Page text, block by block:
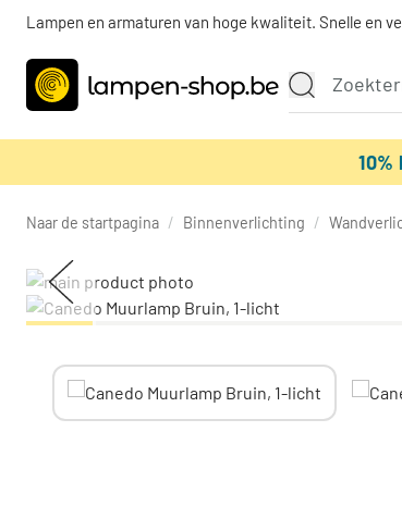
Lampen en armaturen van hoge kwaliteit. Snelle en
Naar de startpagina / Binnenverlichting /